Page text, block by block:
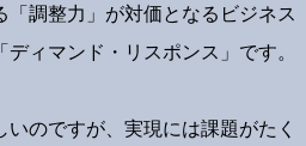
調整力」が対価となるビジネス
ィマンド・リスポンス」です。
のですが、実現には課題がたく